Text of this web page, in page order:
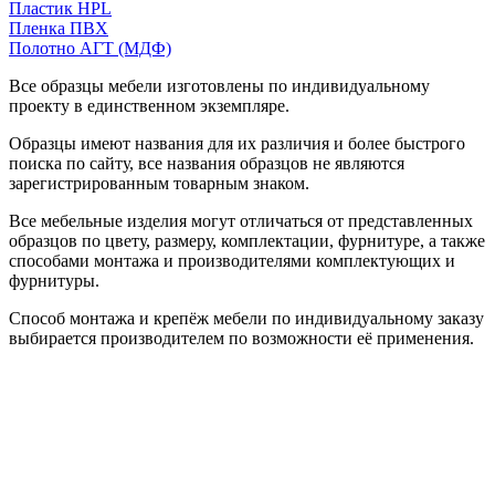
Пластик HPL
Пленка ПВХ
Полотно АГТ (МДФ)
Все образцы мебели изготовлены по индивидуальному
проекту в единственном экземпляре.
Образцы имеют названия для их различия и более быстрого
поиска по сайту, все названия образцов не являются
зарегистрированным товарным знаком.
Все мебельные изделия могут отличаться от представленных
образцов по цвету, размеру, комплектации, фурнитуре, а также
способами монтажа и производителями комплектующих и
фурнитуры.
Способ монтажа и крепёж мебели по индивидуальному заказу
выбирается производителем по возможности её применения.